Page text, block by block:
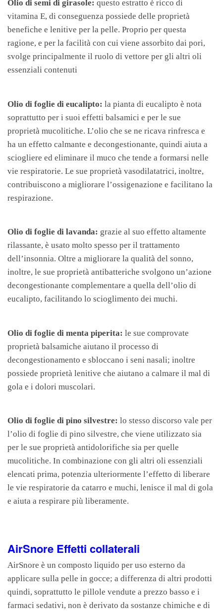
Olio di semi di girasole: questo estratto è ricco di
vitamina E, di conseguenza possiede delle proprietà
benefiche e lenitive per la pelle. Proprio per questa
ragione, e per la facilità con cui viene assorbito dai pori,
svolge principalmente il ruolo di vettore per gli altri oli
essenziali contenuti
Olio di foglie di eucalipto: la pianta di eucalipto è nota
soprattutto per i suoi effetti balsamici e per le sue
proprietà mucolitiche. L’olio che se ne ricava rinfresca e
ha un effetto calmante e decongestionante, quindi aiuta a
sciogliere ed eliminare il muco che tende a formarsi nelle
vie respiratorie. Le sue proprietà vasodilatatrici, inoltre,
contribuiscono a migliorare l’ossigenazione e facilitano la
respirazione.
Olio di foglie di lavanda: grazie al suo effetto altamente
rilassante, è usato molto spesso per il trattamento
dell’insonnia. Oltre a migliorare la qualità del sonno,
inoltre, le sue proprietà antibatteriche svolgono un’azione
decongestionante complementare a quella dell’olio di
eucalipto, facilitando lo scioglimento dei muchi.
Olio di foglie di menta piperita: le sue comprovate
proprietà balsamiche aiutano il processo di
decongestionamento e sbloccano i seni nasali; inoltre
possiede proprietà lenitive che aiutano a calmare il mal di
gola e i dolori muscolari.
Olio di foglie di pino silvestre: lo stesso discorso vale per
l’olio di foglie di pino silvestre, che viene utilizzato sia
per le sue proprietà antidolorifiche sia per quelle
mucolitiche. In combinazione con gli altri oli essenziali
elencati prima, potenzia ulteriormente l’effetto di liberare
le vie respiratorie da catarro e muchi, lenisce il mal di gola
e aiuta a respirare più liberamente.
AirSnore Effetti collaterali
AirSnore è un composto liquido per uso esterno da
applicare sulla pelle in gocce; a differenza di altri prodotti
quindi, soprattutto le pillole vendute a prezzo basso e i
farmaci sedativi, non è derivato da sostanze chimiche e di